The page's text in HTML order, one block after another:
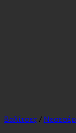
Βαλίτσες / Νεσεσέρ